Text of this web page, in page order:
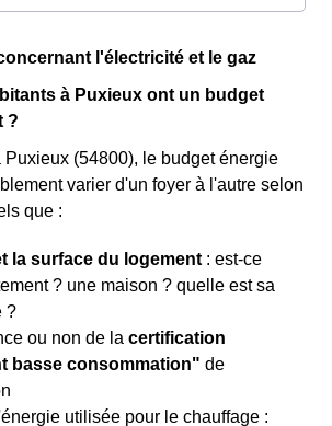
l'électricité et le gaz
à Puxieux ont un budget
?
Puxieux (54800), le budget énergie
varier d'un foyer à l'autre selon
que :
la surface du logement : est-ce
? une maison ? quelle est sa
?
ou non de la certification
basse consommation" de
utilisée pour le chauffage :